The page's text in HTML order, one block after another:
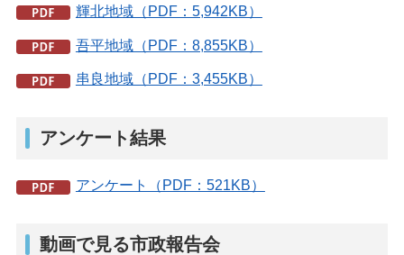
輝北地域（PDF：5,942KB）
吾平地域（PDF：8,855KB）
串良地域（PDF：3,455KB）
アンケート結果
アンケート（PDF：521KB）
動画で見る市政報告会